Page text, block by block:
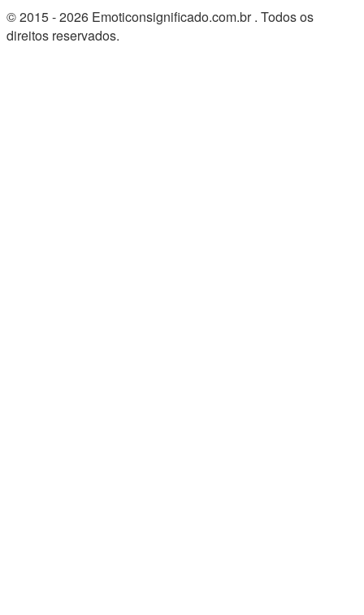
© 2015 - 2026 Emoticonsignificado.com.br . Todos os
direitos reservados.